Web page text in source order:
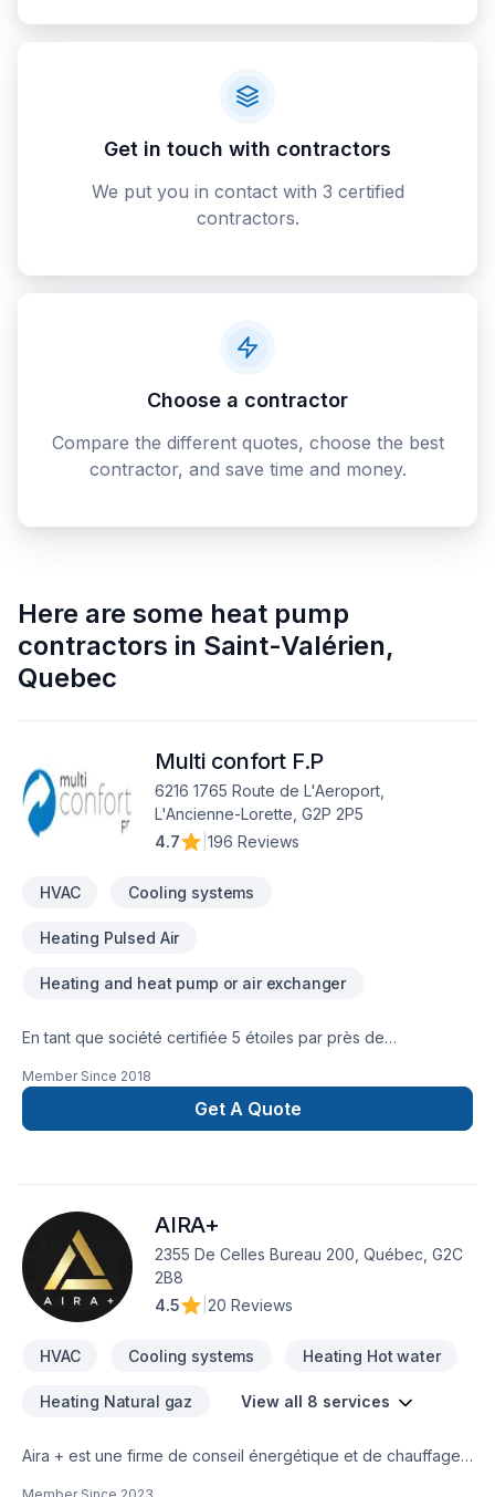
Get in touch with contractors
We put you in contact with 3 certified
contractors.
Choose a contractor
Compare the different quotes, choose the best
contractor, and save time and money.
Here are some heat pump
contractors in Saint-Valérien,
Quebec
Multi confort F.P
6216 1765 Route de L'Aeroport,
L'Ancienne-Lorette, G2P 2P5
4.7
196 Reviews
HVAC Cooling systems
Heating Pulsed Air
Heating and heat pump or air exchanger
En tant que société certifiée 5 étoiles par près de
bâtir la meilleure société en service de climatisation,
chauffage et de ventilation au Québec. Notre mission est
d’augmenter la qualité du confort et de l’air des résidents
Member Since 2018
Get A Quote
AIRA+
2355 De Celles Bureau 200, Québec, G2C
2B8
4.5
20 Reviews
HVAC Cooling systems Heating Hot water
Heating Natural gaz View all 8 services
Aira + est une firme de conseil énergétique et de chauffage /